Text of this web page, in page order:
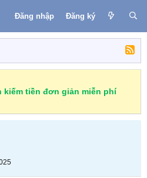
Đăng nhập Đăng ký
kiếm tiền đơn giản miễn phí